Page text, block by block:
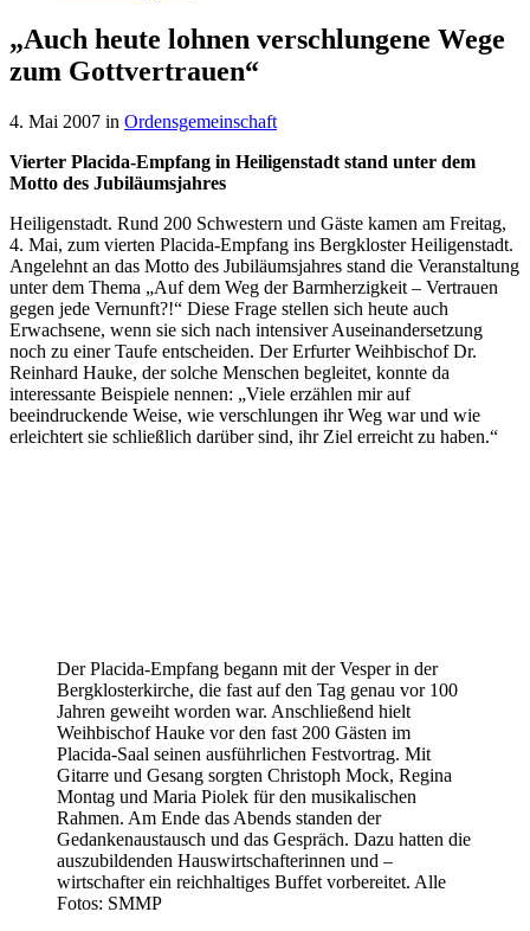
„Auch heute lohnen verschlungene Wege
zum Gottvertrauen“
4. Mai 2007 in Ordensgemeinschaft
Vierter Placida-Empfang in Heiligenstadt stand unter dem
Motto des Jubiläumsjahres
Heiligenstadt. Rund 200 Schwestern und Gäste kamen am Freitag,
4. Mai, zum vierten Placida-Empfang ins Bergkloster Heiligenstadt.
Angelehnt an das Motto des Jubiläumsjahres stand die Veranstaltung
unter dem Thema „Auf dem Weg der Barmherzigkeit – Vertrauen
gegen jede Vernunft?!“ Diese Frage stellen sich heute auch
Erwachsene, wenn sie sich nach intensiver Auseinandersetzung
noch zu einer Taufe entscheiden. Der Erfurter Weihbischof Dr.
Reinhard Hauke, der solche Menschen begleitet, konnte da
interessante Beispiele nennen: „Viele erzählen mir auf
beeindruckende Weise, wie verschlungen ihr Weg war und wie
erleichtert sie schließlich darüber sind, ihr Ziel erreicht zu haben.“
Der Placida-Empfang begann mit der Vesper in der
Bergklosterkirche, die fast auf den Tag genau vor 100
Jahren geweiht worden war. Anschließend hielt
Weihbischof Hauke vor den fast 200 Gästen im
Placida-Saal seinen ausführlichen Festvortrag. Mit
Gitarre und Gesang sorgten Christoph Mock, Regina
Montag und Maria Piolek für den musikalischen
Rahmen. Am Ende das Abends standen der
Gedankenaustausch und das Gespräch. Dazu hatten die
auszubildenden Hauswirtschafterinnen und –
wirtschafter ein reichhaltiges Buffet vorbereitet. Alle
Fotos: SMMP